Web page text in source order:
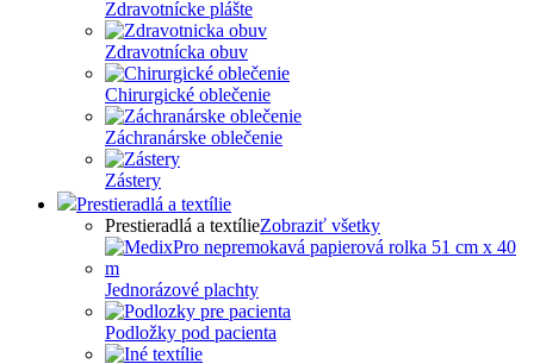
Zdravotnícke plášte
Zdravotnícka obuv
Chirurgické oblečenie
Záchranárske oblečenie
Zástery
Prestieradlá a textílie
Prestieradlá a textílieZobraziť všetky
Jednorázové plachty
Podložky pod pacienta